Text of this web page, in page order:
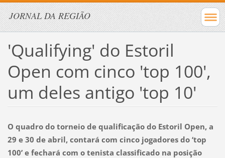
JORNAL DA REGIÃO
'Qualifying' do Estoril
Open com cinco 'top 100',
um deles antigo 'top 10'
O quadro do torneio de qualificação do Estoril Open, a
29 e 30 de abril, contará com cinco jogadores do ‘top
100’ e fechará com o tenista classificado na posição